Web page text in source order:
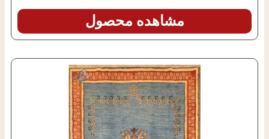
مشاهده محصول